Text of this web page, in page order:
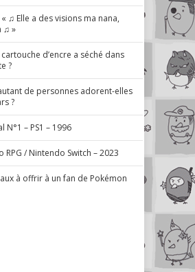
♫ Elle a des visions ma nana,
♫ »
d’encre a séché dans
?
de personnes adorent-elles
?
N°1 – PS1 – 1996
RPG / Nintendo Switch – 2023
à offrir à un fan de Pokémon